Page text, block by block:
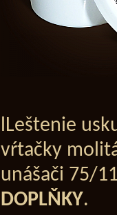
lLeštenie
vŕtačky
unášači 75/
DOPLŇKY.